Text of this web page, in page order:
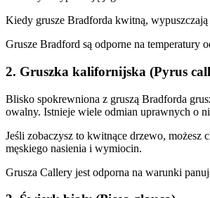
Kiedy grusze Bradforda kwitną,
Grusze Bradford są odporne na temperatury
2. Gruszka kalifornijska (Pyrus
Blisko spokrewniona z gruszą Bradforda
owalny. Istnieje wiele odmian uprawnych o
Jeśli zobaczysz to kwitnące drzewo, możesz
męskiego nasienia i wymiocin.
Grusza Callery jest odporna na warunki